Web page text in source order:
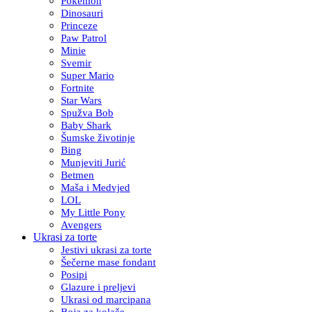
Dinosauri
Princeze
Paw Patrol
Minie
Svemir
Super Mario
Fortnite
Star Wars
Spužva Bob
Baby Shark
Šumske životinje
Bing
Munjeviti Jurić
Betmen
Maša i Medvjed
LOL
My Little Pony
Avengers
Ukrasi za torte
Jestivi ukrasi za torte
Šečerne mase fondant
Posipi
Glazure i preljevi
Ukrasi od marcipana